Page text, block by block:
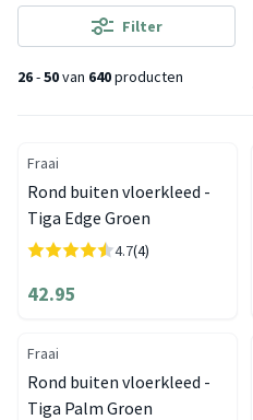
26-50van 640producten
Filter
Fraai
Rond buiten vloerkleed -
Tiga Edge Groen
4.7(4)
42.95
Fraai
Rond buiten vloerkleed -
Tiga Palm Groen